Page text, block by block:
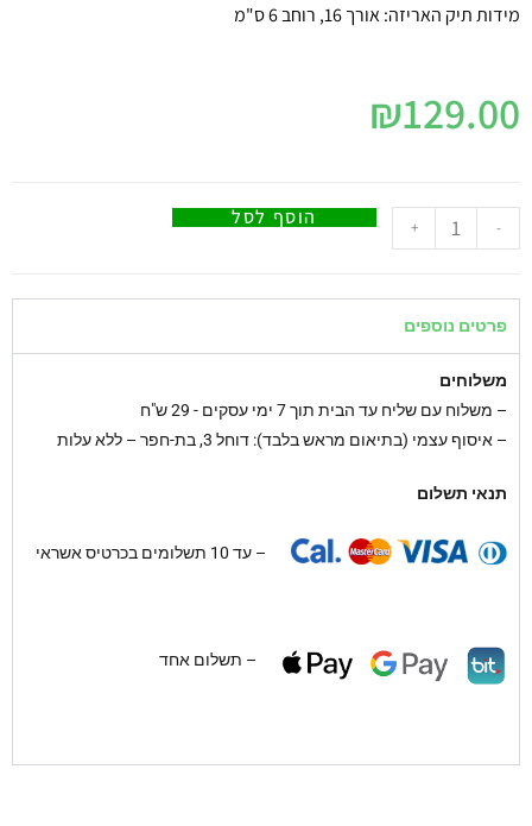
מידות תיק האריזה: אורך 16, רוחב 6 ס"מ
₪129.00
-
+ הוסף לסל
פרטים נוספים
משלוחים
– משלוח עם שליח עד הבית תוך 7 ימי עסקים - 29 ש"ח
– איסוף עצמי (בתיאום מראש בלבד): דוחל 3, בת-חפר – ללא עלות
תנאי תשלום
– עד 10 תשלומים בכרטיס אשראי
– תשלום אחד